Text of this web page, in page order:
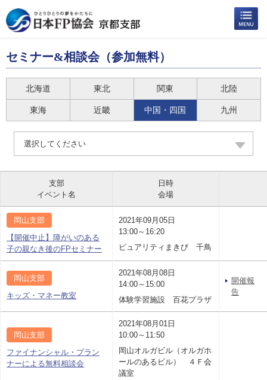
セミナー&相談会（参加無料）
北海道 東北 関東 北陸
東海 近畿 中国・四国 九州
選択してください
支部
イベント名
日時
会場
岡山支部
【開催中止】障がいのある
子の親なき後のFPセミナー
2021年09月05日
13:00～16:20
ピュアリティまきび 千鳥
岡山支部
キッズ・マネー教室
2021年08月08日
14:00～15:00
体験学習施設 百花プラザ
開催報
告
岡山支部
ファイナンシャル・プラン
ナーによる無料相談会
2021年08月01日
10:00～11:50
岡山オルガビル（オルガホ
ールのあるビル） ４Ｆ会
議室